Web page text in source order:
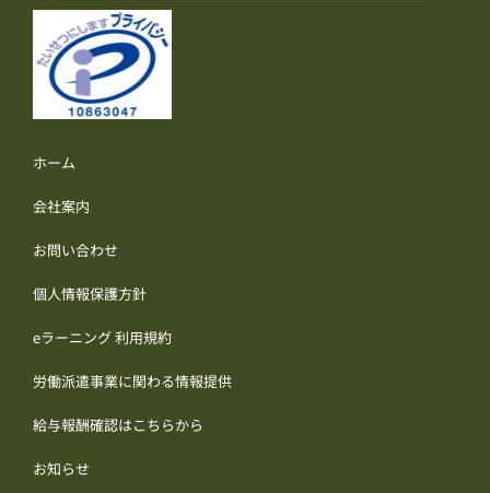
ホーム
会社案内
お問い合わせ
個人情報保護方針
eラーニング 利用規約
労働派遣事業に関わる情報提供
給与報酬確認はこちらから
お知らせ